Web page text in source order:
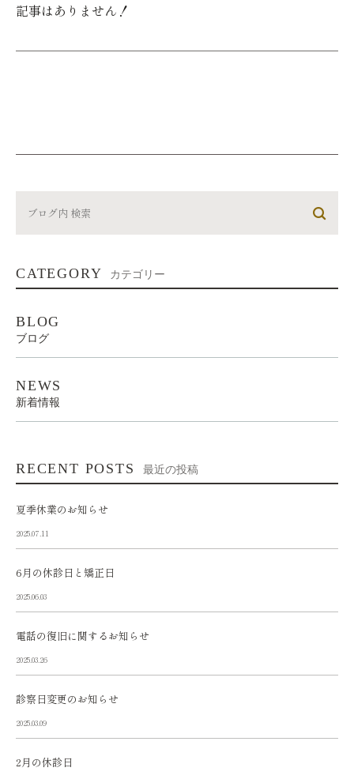
記事はありません！
CATEGORY カテゴリー
BLOG
ブログ
NEWS
新着情報
RECENT POSTS 最近の投稿
夏季休業のお知らせ
2025.07.11
6月の休診日と矯正日
2025.06.03
電話の復旧に関するお知らせ
2025.03.26
診察日変更のお知らせ
2025.03.09
2月の休診日